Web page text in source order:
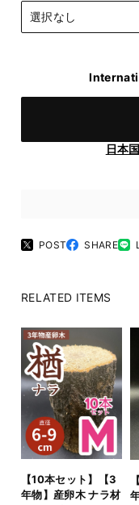
日本
POST SHARE
RELATED ITEMS
【10本セット】【3
年物】産卵木 ナラ材